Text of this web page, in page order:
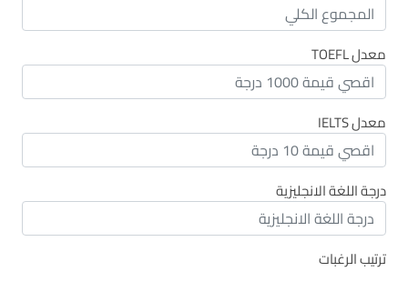
معدل TOEFL
معدل IELTS
درجة اللغة الانجليزية
ترتيب الرغبات